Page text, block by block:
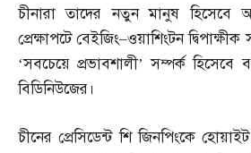
চীনারা তাদের নতুন মানুষ হিসেবে
প্রেক্ষাপটে বেইজিং–ওয়াশিংটন
‘সবচেয়ে প্রভাবশালী’ সম্পর্ক হিসেবে
বিডিনিউজের।
চীনের প্রেসিডেন্ট শি জিনপিংকে